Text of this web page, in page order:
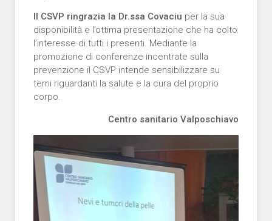
Il CSVP ringrazia la Dr.ssa Covaciu per la sua
disponibilità e l’ottima presentazione che ha colto
l’interesse di tutti i presenti. Mediante la
promozione di conferenze incentrate sulla
prevenzione il CSVP intende sensibilizzare su
temi riguardanti la salute e la cura del proprio
corpo.
Centro sanitario Valposchiavo